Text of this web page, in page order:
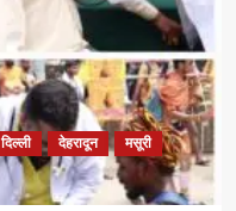
दिल्ली देहरादून
मसूरी